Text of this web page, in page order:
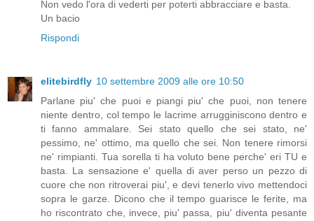
Non vedo l'ora di vederti per poterti abbracciare e basta.
Un bacio
Rispondi
elitebirdfly 10 settembre 2009 alle ore 10:50
Parlane piu' che puoi e piangi piu' che puoi, non tenere
niente dentro, col tempo le lacrime arrugginiscono dentro e
ti fanno ammalare. Sei stato quello che sei stato, ne'
pessimo, ne' ottimo, ma quello che sei. Non tenere rimorsi
ne' rimpianti. Tua sorella ti ha voluto bene perche' eri TU e
basta. La sensazione e' quella di aver perso un pezzo di
cuore che non ritroverai piu', e devi tenerlo vivo mettendoci
sopra le garze. Dicono che il tempo guarisce le ferite, ma
ho riscontrato che, invece, piu' passa, piu' diventa pesante